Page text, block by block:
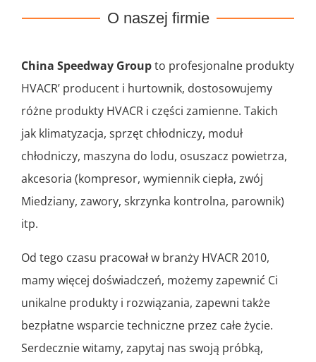
O naszej firmie
China Speedway Groupto profesjonalne produkty
HVACR’ producent i hurtownik, dostosowujemy
różne produkty HVACR i części zamienne. Takich
jak klimatyzacja, sprzęt chłodniczy, moduł
chłodniczy, maszyna do lodu, osuszacz powietrza,
akcesoria (kompresor, wymiennik ciepła, zwój
Miedziany, zawory, skrzynka kontrolna, parownik)
itp.
Od tego czasu pracował w branży HVACR 2010,
mamy więcej doświadczeń, możemy zapewnić Ci
unikalne produkty i rozwiązania, zapewni także
bezpłatne wsparcie techniczne przez całe życie.
Serdecznie witamy, zapytaj nas swoją próbką,